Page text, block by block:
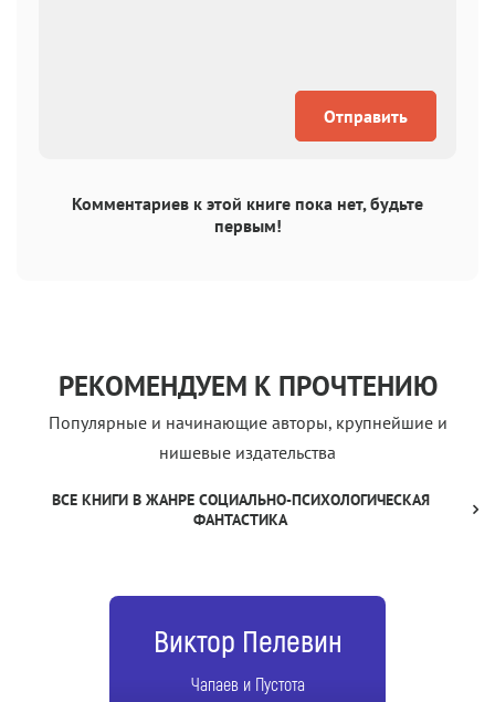
Отправить
Комментариев к этой книге пока нет, будьте
первым!
РЕКОМЕНДУЕМ К ПРОЧТЕНИЮ
Популярные и начинающие авторы, крупнейшие и
нишевые издательства
ВСЕ КНИГИ В ЖАНРЕ СОЦИАЛЬНО-ПСИХОЛОГИЧЕСКАЯ
ФАНТАСТИКА
Виктор Пелевин
Чапаев и Пустота